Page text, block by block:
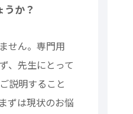
うか？
せん。専門用
、先生にとって
説明すること
ずは現状のお悩